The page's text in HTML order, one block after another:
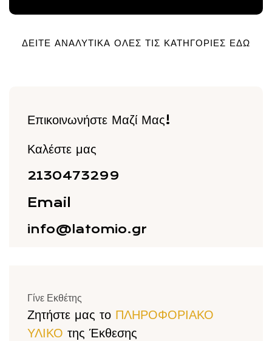
ΔΕΙΤΕ ΑΝΑΛΥΤΙΚΑ ΟΛΕΣ ΤΙΣ ΚΑΤΗΓΟΡΙΕΣ ΕΔΩ
Επικοινωνήστε Μαζί Μας!
Καλέστε μας
2130473299
Email
info@latomio.gr
Γίνε Εκθέτης
Ζητήστε μας το ΠΛΗΡΟΦΟΡΙΑΚΟ
ΥΛΙΚΟ της Έκθεσης